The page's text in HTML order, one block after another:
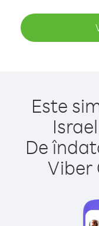
Este
De
Viber